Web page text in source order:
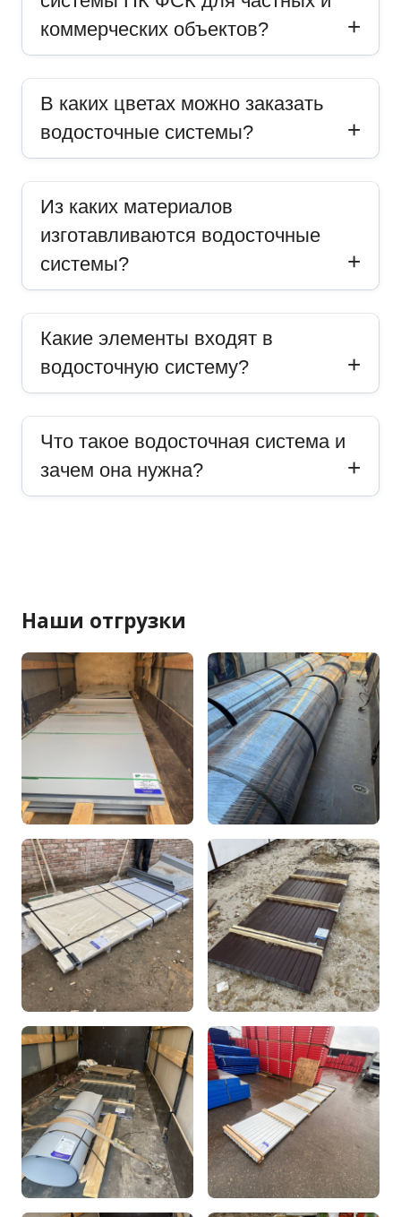
коммерческих объектов?
В каких цветах можно заказать
водосточные системы?
Из каких материалов
изготавливаются водосточные
системы?
Какие элементы входят в
водосточную систему?
Что такое водосточная система и
зачем она нужна?
Наши отгрузки